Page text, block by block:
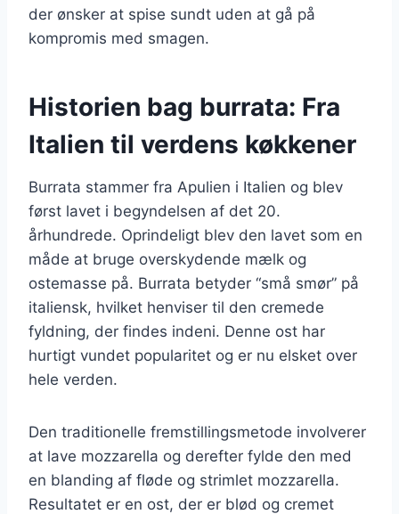
der ønsker at spise sundt uden at gå på
kompromis med smagen.
Historien bag burrata: Fra
Italien til verdens køkkener
Burrata stammer fra Apulien i Italien og blev
først lavet i begyndelsen af det 20.
århundrede. Oprindeligt blev den lavet som en
måde at bruge overskydende mælk og
ostemasse på. Burrata betyder “små smør” på
italiensk, hvilket henviser til den cremede
fyldning, der findes indeni. Denne ost har
hurtigt vundet popularitet og er nu elsket over
hele verden.
Den traditionelle fremstillingsmetode involverer
at lave mozzarella og derefter fylde den med
en blanding af fløde og strimlet mozzarella.
Resultatet er en ost, der er blød og cremet